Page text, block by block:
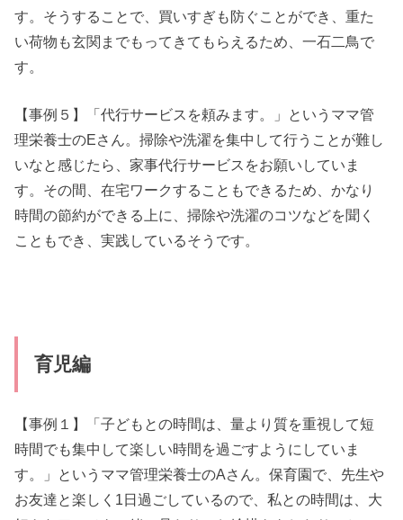
す。そうすることで、買いすぎも防ぐことができ、重た
い荷物も玄関までもってきてもらえるため、一石二鳥で
す。
【事例５】「代行サービスを頼みます。」というママ管
理栄養士のEさん。掃除や洗濯を集中して行うことが難し
いなと感じたら、家事代行サービスをお願いしていま
す。その間、在宅ワークすることもできるため、かなり
時間の節約ができる上に、掃除や洗濯のコツなどを聞く
こともでき、実践しているそうです。
育児編
【事例１】「子どもとの時間は、量より質を重視して短
時間でも集中して楽しい時間を過ごすようにしていま
す。」というママ管理栄養士のAさん。保育園で、先生や
お友達と楽しく1日過ごしているので、私との時間は、大